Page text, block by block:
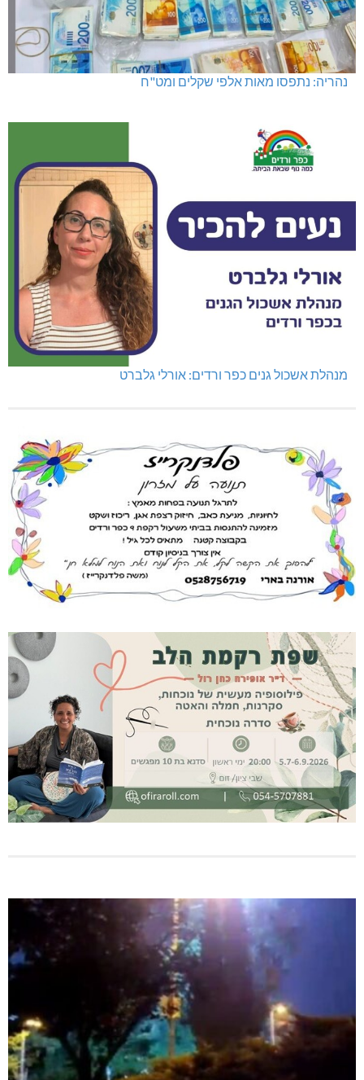
נהריה: נתפסו מאות אלפי שקלים ומט"ח
מנהלת אשכול גנים כפר ורדים: אורלי גלברט